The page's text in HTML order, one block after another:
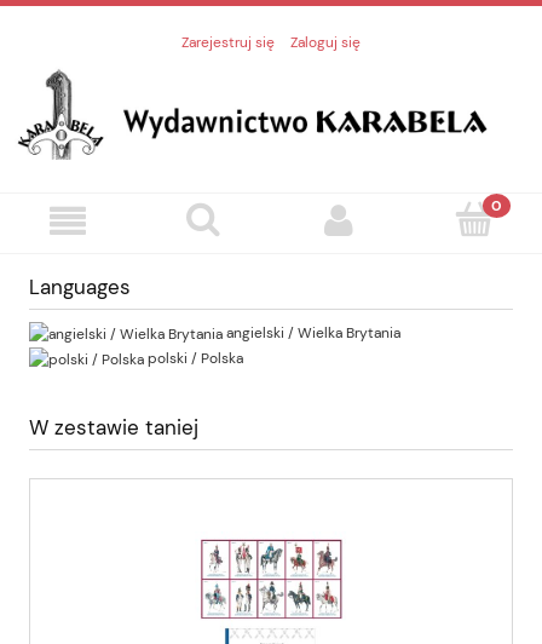
Zarejestruj się Zaloguj się
Languages
angielski / Wielka Brytania
polski / Polska
W zestawie taniej